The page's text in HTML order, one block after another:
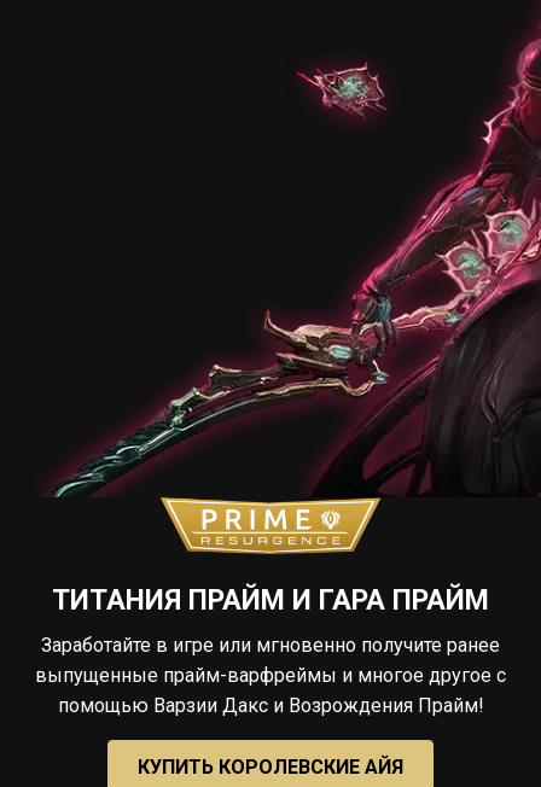
ТИТАНИЯ ПРАЙМ И ГАРА ПРАЙМ
Заработайте в игре или мгновенно получите ранее
выпущенные прайм-варфреймы и многое другое с
помощью Варзии Дакс и Возрождения Прайм!
КУПИТЬ КОРОЛЕВСКИЕ АЙЯ